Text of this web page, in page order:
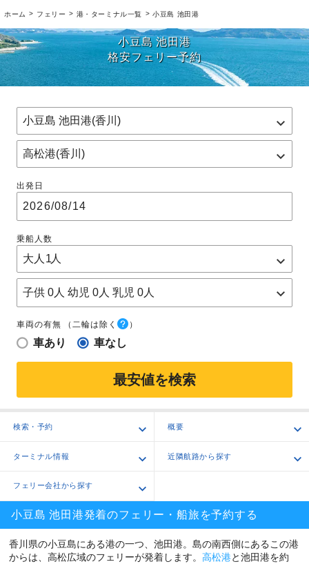
ホーム > フェリー > 港・ターミナル一覧 > 小豆島 池田港
小豆島 池田港
格安フェリー予約
出発日
乗船人数
子供 0人 幼児 0人 乳児 0人
車両の有無 （二輪は除く ）
車あり 車なし
最安値を検索
検索・予約 概要
ターミナル情報 近隣航路から探す
フェリー会社から探す
小豆島 池田港発着のフェリー・船旅を予約する
香川県の小豆島にある港の一つ、池田港。島の南西側にあるこの港
からは、高松広域のフェリーが発着します。高松港と池田港を約